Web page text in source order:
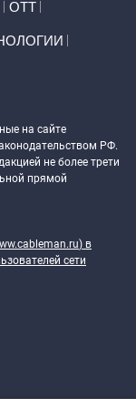
ОТТ
на сайте
РФ.
не более трети
прямой
) в
сети